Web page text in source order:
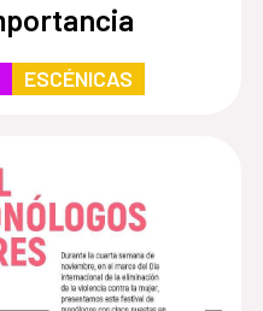
ESCÉNICAS